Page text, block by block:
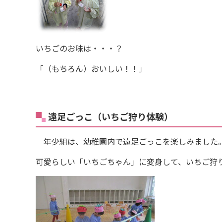
いちごのお味は・・・？
「（もちろん）おいしい！！」
遠足ごっこ（いちご狩り体験）
年少組は、幼稚園内で遠足ごっこを楽しみました。
可愛らしい「いちごちゃん」に変身して、いちご狩